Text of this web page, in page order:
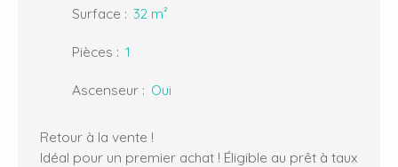
Surface : 32 m²
Pièces : 1
Ascenseur : Oui
Retour à la vente !
Idéal pour un premier achat ! Éligible au prêt à taux